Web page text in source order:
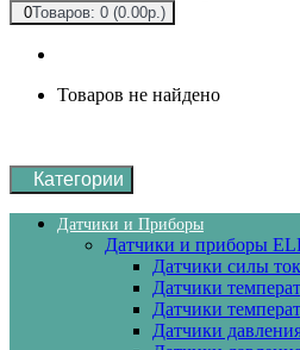
0Товаров: 0 (0.00р.)
Товаров не найдено
Категории
Датчики и Приборы
Датчики и приборы
Датчики силы
Датчики
Датчики
Датчики